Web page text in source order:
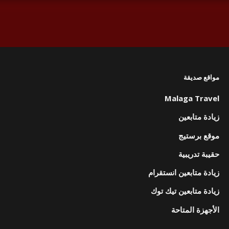
مواقع صديقة
Malaga Travel
زيادة متابعين
موقع برستيج
حقيبة تدريبية
زيادة متابعين انستقرام
زيادة متابعين تيك توك
الأجهزة المتاحة